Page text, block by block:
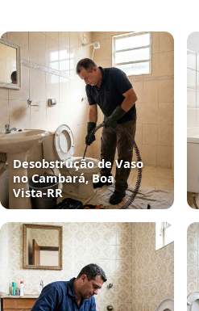
Desobstrução de Vaso
no Cambará, Boa
Vista‑RR